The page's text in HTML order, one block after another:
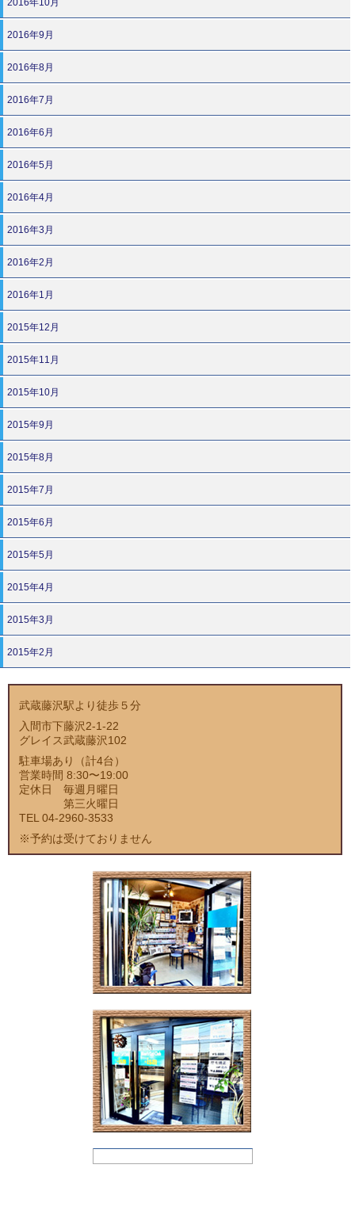
2016年10月
2016年9月
2016年8月
2016年7月
2016年6月
2016年5月
2016年4月
2016年3月
2016年2月
2016年1月
2015年12月
2015年11月
2015年10月
2015年9月
2015年8月
2015年7月
2015年6月
2015年5月
2015年4月
2015年3月
2015年2月
武蔵藤沢駅より徒歩５分
入間市下藤沢2-1-22
グレイス武蔵藤沢102
駐車場あり（計4台）
営業時間 8:30〜19:00
定休日 毎週月曜日
第三火曜日
TEL 04-2960-3533
※予約は受けておりません